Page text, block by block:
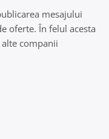
mesajului
oferte. În felul acesta
companii